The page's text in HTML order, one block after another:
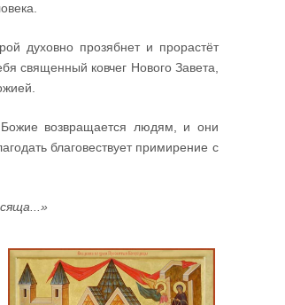
духовно прозябнет и прорастёт
священный ковчег Нового Завета,
возвращается людям, и они
благовествует примирение с